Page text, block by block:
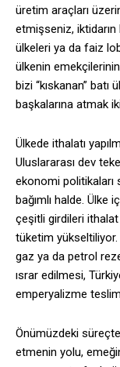
üretim araçları
etmişseniz, iktidarın
ülkeleri ya da faiz
ülkenin
bizi “kıskanan” batı
başkalarına atmak
Ülkede ithalatı
Uluslararası dev
ekonomi politikaları
bağımlı halde.
çeşitli girdileri ithalat
tüketim
gaz ya da petrol
ısrar edilmesi,
emperyalizme
Önümüzdeki süreçte
etmenin yolu,